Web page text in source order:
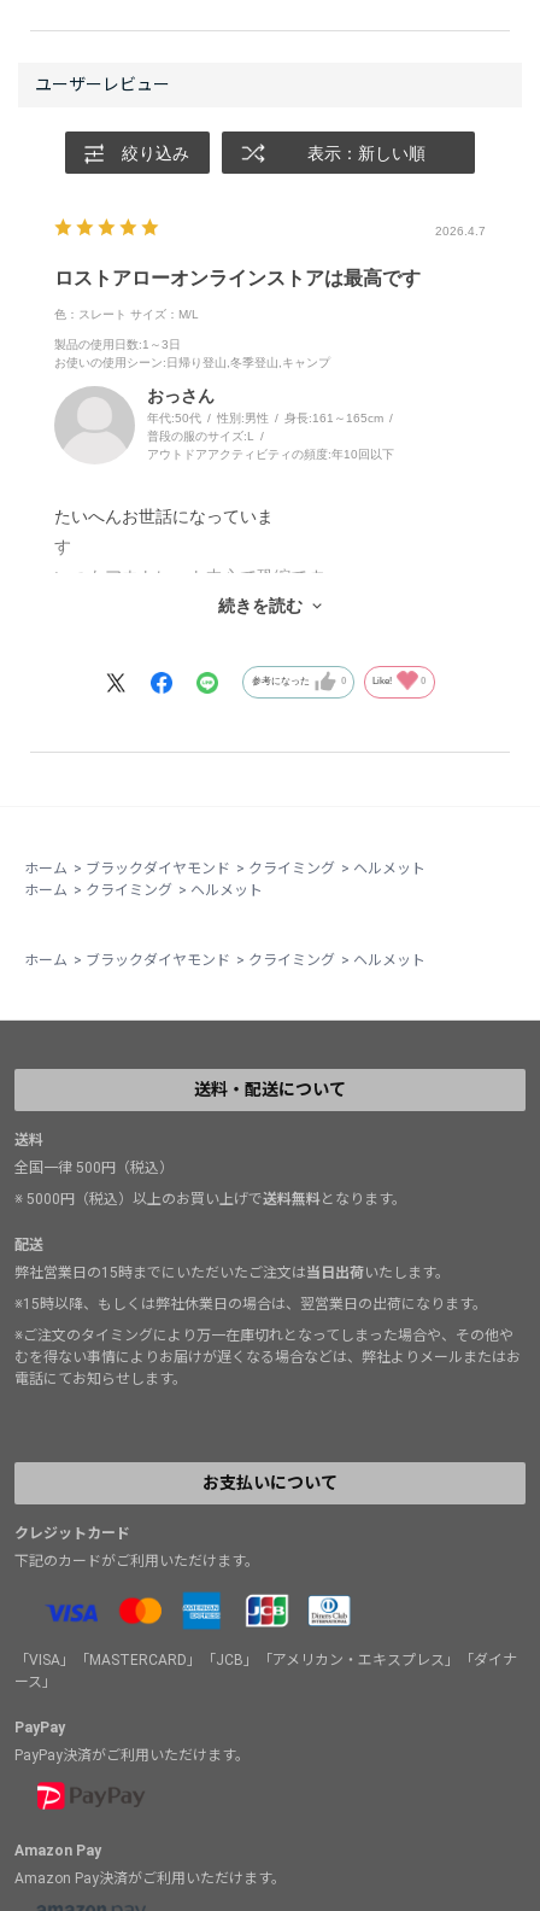
絞り込み 表示：新しい順
2026.4.7
ロストアローオンラインストアは最高です
色：スレート サイズ：M/L
製品の使用日数:1～3日
お使いの使用シーン:日帰り登山,冬季登山,キャンプ
おっさん
年代:50代 性別:男性 身長:161～165cm
普段の服のサイズ:L
アウトドアアクティビティの頻度:年10回以下
たいへんお世話になっていま
いつもアウトレット中心で恐縮です
注文してすぐ発送してもらえます
これからもよろしお願いします！
続きを読む
参考になった 0 Like! 0
ホーム > ブラックダイヤモンド > クライミング > ヘルメット
ホーム > クライミング > ヘルメット
ホーム > ブラックダイヤモンド > クライミング > ヘルメット
送料・配送について
送料
全国一律 500円（税込）
※ 5000円（税込）以上のお買い上げで送料無料となります。
配送
弊社営業日の15時までにいただいたご注文は当日出荷いたします。
※15時以降、もしくは弊社休業日の場合は、翌営業日の出荷になります。
※ご注文のタイミングにより万一在庫切れとなってしまった場合や、その他や
むを得ない事情によりお届けが遅くなる場合などは、弊社よりメールまたはお
電話にてお知らせします。
お支払いについて
クレジットカード
下記のカードがご利用いただけます。
「VISA」「MASTERCARD」「JCB」「アメリカン・エキスプレス」「ダイナ
ース」
PayPay
PayPay決済がご利用いただけます。
Amazon Pay
Amazon Pay決済がご利用いただけます。